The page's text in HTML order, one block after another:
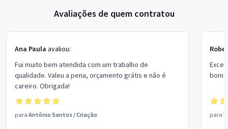
Avaliações de quem contratou
Ana Paula avaliou:
Fui muito bem atendida com um trabalho de
qualidade. Valeu a pena, orçamento grátis e não é
careiro. Obrigada!
para Antônio Santos /Criação
bom
para